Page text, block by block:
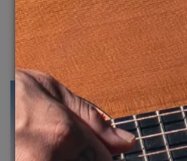
A gente sabe que as vezes você
para trocar ou devolver, veja os
-> Devolução: até 7 dias
-> Troca: até30 dias
Tudo rápido e fácil! Você pode